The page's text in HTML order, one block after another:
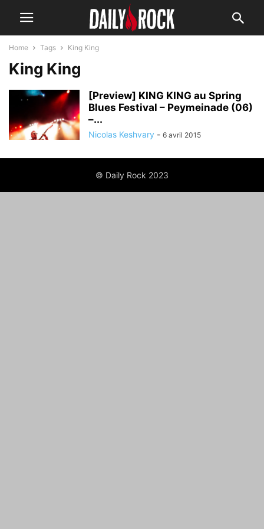
Home Tags King King
King King
[Preview] KING KING au Spring
Blues Festival – Peymeinade (06)
–...
Nicolas Keshvary - 6 avril 2015
© Daily Rock 2023